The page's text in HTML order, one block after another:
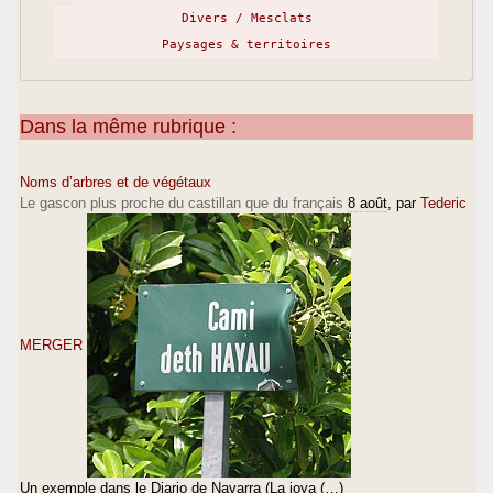
Divers / Mesclats
Paysages & territoires
Dans la même rubrique :
Noms d’arbres et de végétaux
Le gascon plus proche du castillan que du français 8 août , par Tederic
MERGER
Un exemple dans le Diario de Navarra (La joya (…)